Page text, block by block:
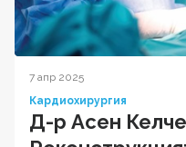
7 апр 2025
Кардиохирургия
Д-р Асен